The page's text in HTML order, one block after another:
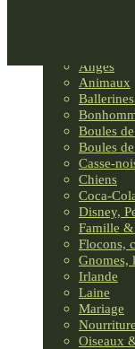
Anges
Animaux
Boules
Boules
Casse-
Chiens
Coca-
Disney,
Famille
Flocons,
Gnomes,
Irlande
Laine
Mariage
Oiseaux